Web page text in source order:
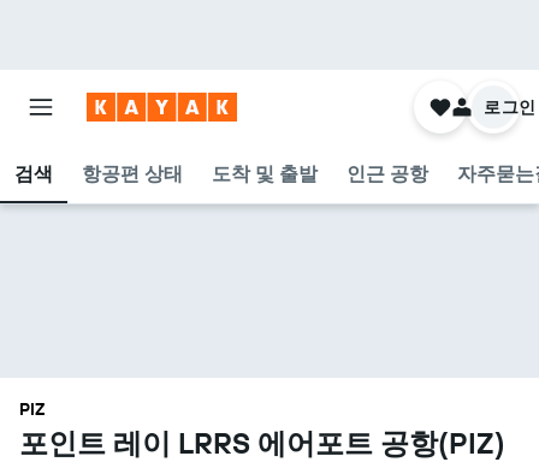
검색 항공편 상태 도착 및 출발 인근 공항 자주묻
로그인
PIZ
포인트 레이 LRRS 에어포트 공항(PIZ)